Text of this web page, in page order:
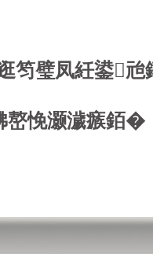
笉璧凤紝鍙兘
嶅悗灏濊瘯銆�